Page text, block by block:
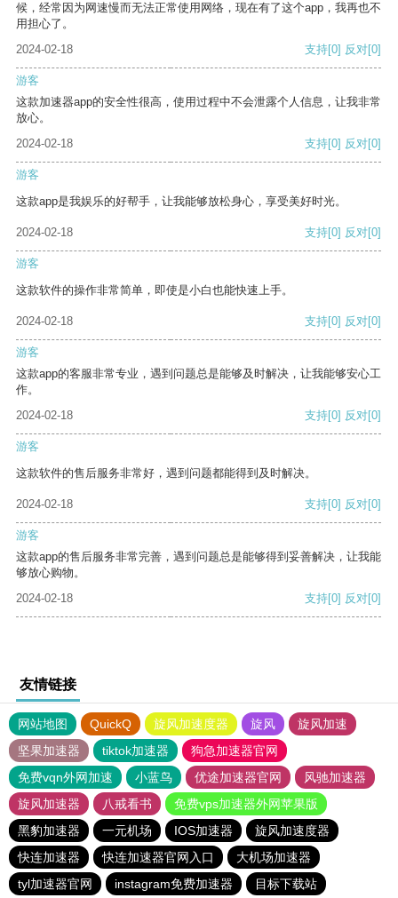
候，经常因为网速慢而无法正常使用网络，现在有了这个app，我再也不
用担心了。
2024-02-18
支持[0] 反对[0]
游客
这款加速器app的安全性很高，使用过程中不会泄露个人信息，让我非常
放心。
2024-02-18
支持[0] 反对[0]
游客
这款app是我娱乐的好帮手，让我能够放松身心，享受美好时光。
2024-02-18 支持[0] 反对[0]
游客
这款软件的操作非常简单，即使是小白也能快速上手。
2024-02-18 支持[0] 反对[0]
游客
这款app的客服非常专业，遇到问题总是能够及时解决，让我能够安心工
作。
2024-02-18
支持[0] 反对[0]
游客
这款软件的售后服务非常好，遇到问题都能得到及时解决。
2024-02-18 支持[0] 反对[0]
游客
这款app的售后服务非常完善，遇到问题总是能够得到妥善解决，让我能
够放心购物。
2024-02-18
支持[0] 反对[0]
友情链接
网站地图 QuickQ 旋风加速度器 旋风
旋风加速
坚果加速器
tiktok加速器
狗急加速器官网
免费vqn外网加速
小蓝鸟 优途加速器官网
风驰加速器
旋风加速器
八戒看书
免费vps加速器外网苹果版
黑豹加速器
一元机场 IOS加速器
旋风加速度器
快连加速器
快连加速器官网入口
大机场加速器
tyl加速器官网
instagram免费加速器 目标下载站